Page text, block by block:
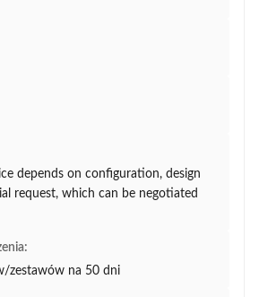
depends on configuration, design
request, which can be negotiated
zestawów na 50 dni